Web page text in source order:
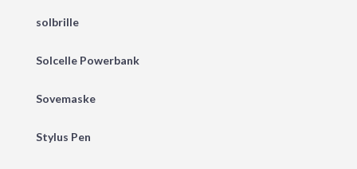
solbrille
Solcelle Powerbank
Sovemaske
Stylus Pen